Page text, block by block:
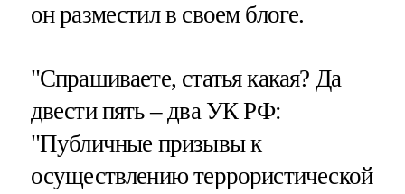
он разместил в своем блоге.
"Спрашиваете, статья какая? Да
двести пять – два УК РФ:
"Публичные призывы к
осуществлению террористической